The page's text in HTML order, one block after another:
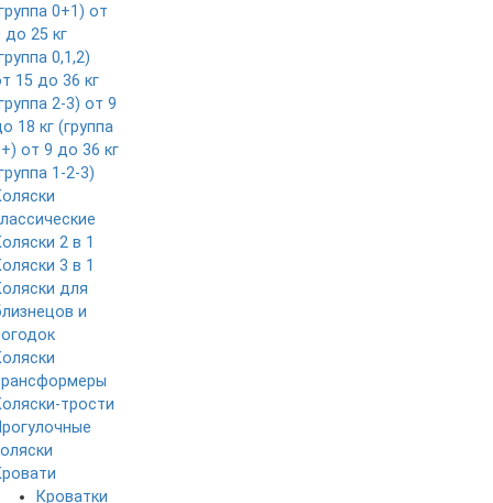
0+1) от
до 25 кг
0,1,2)
15 до 36 кг
2-3) от 9
18 кг (группа
от 9 до 36 кг
1-2-3)
2 в 1
3 в 1
для
и
трости
Кроватки